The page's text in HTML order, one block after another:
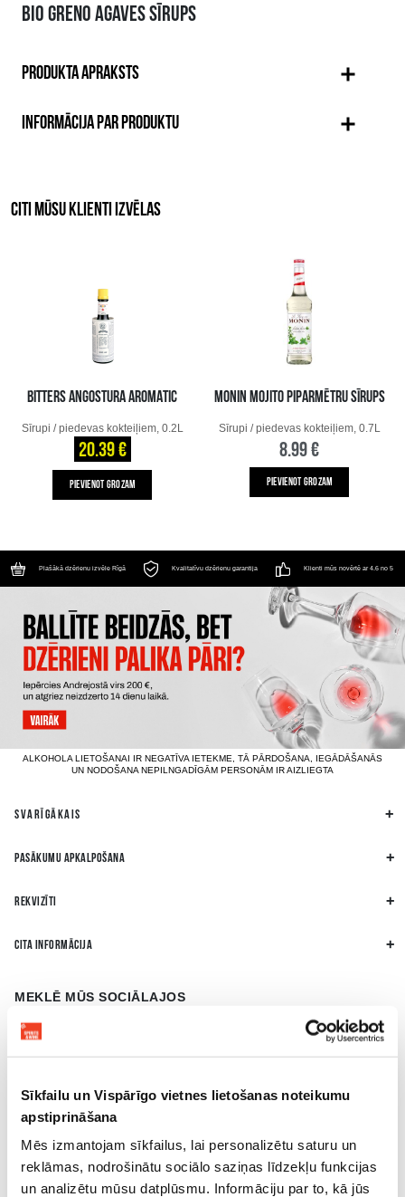
Sīkfailu un Vispārīgo vietnes lietošanas noteikumu
apstiprināšana
Mēs izmantojam sīkfailus, lai personalizētu saturu un
reklāmas, nodrošinātu sociālo saziņas līdzekļu funkcijas
un analizētu mūsu datplūsmu. Informāciju par to, kā jūs
BIO GRENO AGAVES SĪRUPS
PRODUKTA APRAKSTS
INFORMĀCIJA PAR PRODUKTU
CITI MŪSU KLIENTI IZVĒLAS
BITTERS ANGOSTURA AROMATIC
Sīrupi / piedevas kokteiļiem, 0.2L
20.39 €
PIEVIENOT GROZAM
MONIN MOJITO PIPARMĒTRU SĪRUPS
Sīrupi / piedevas kokteiļiem, 0.7L
8.99 €
PIEVIENOT GROZAM
Plašākā dzērienu izvēle Rīgā Kvalitatīvu dzērienu garantija Klienti mūs novērtē ar 4.6 no 5
ALKOHOLA LIETOŠANAI IR NEGATĪVA IETEKME, TĀ PĀRDOŠANA, IEGĀDĀŠANĀS
UN NODOŠANA NEPILNGADĪGĀM PERSONĀM IR AIZLIEGTA
SVARĪGĀKAIS
PASĀKUMU APKALPOŠANA
REKVIZĪTI
CITA INFORMĀCIJA
MEKLĒ MŪS SOCIĀLAJOS